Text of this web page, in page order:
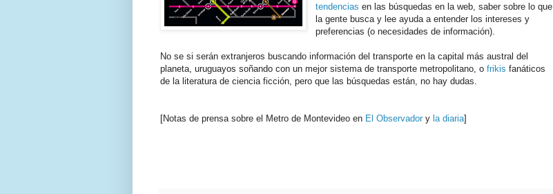
tendencias en las búsquedas en la web, saber sobre lo que
la gente busca y lee ayuda a entender los intereses y
preferencias (o necesidades de información).
No se si serán extranjeros buscando información del transporte en la capital más austral del
planeta, uruguayos soñando con un mejor sistema de transporte metropolitano, o frikis fanáticos
de la literatura de ciencia ficción, pero que las búsquedas están, no hay dudas.
[Notas de prensa sobre el Metro de Montevideo en El Observador y la diaria]